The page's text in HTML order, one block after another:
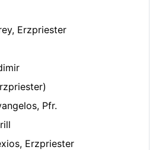
Erzpriester
Pfr.
Erzpriester